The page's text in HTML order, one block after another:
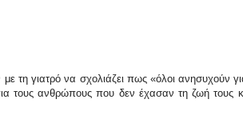
τη γιατρό να σχολιάζει πως «όλοι ανησυχούν
τους ανθρώπους που δεν έχασαν τη ζωή τους